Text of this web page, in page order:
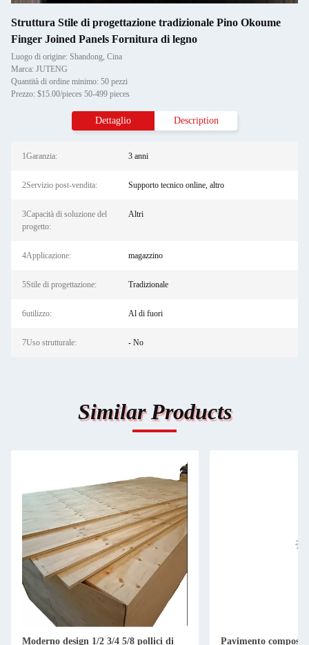
Struttura Stile di progettazione tradizionale Pino Okoume
Finger Joined Panels Fornitura di legno
Luogo di origine: Shandong, Cina
Marca: JUTENG
Quantità di ordine minimo: 50 pezzi
Prezzo: $15.00/pieces 50-499 pieces
Dettaglio Description
1Garanzia: 3 anni
2Servizio post-vendita: Supporto tecnico online, altro
3Capacità di soluzione del
progetto:
Altri
4Applicazione: magazzino
5Stile di progettazione: Tradizionale
6utilizzo: Al di fuori
7Uso strutturale: - No
Similar Products
Moderno design 1/2 3/4 5/8 pollici di
Pavimento